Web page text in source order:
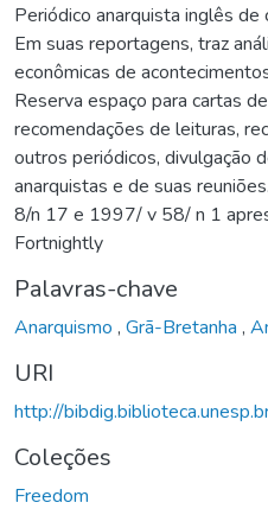
Periódico anarquista inglês
Em suas reportagens, traz
econômicas de
Reserva espaço para cartas
recomendações de leituras,
outros periódicos, divulgação
anarquistas e de suas
8/n 17 e 1997/ v 58/ n 1
Fortnightly
Palavras-chave
Anarquismo , Grã-Bretanha ,
URI
http://
Coleções
Freedom